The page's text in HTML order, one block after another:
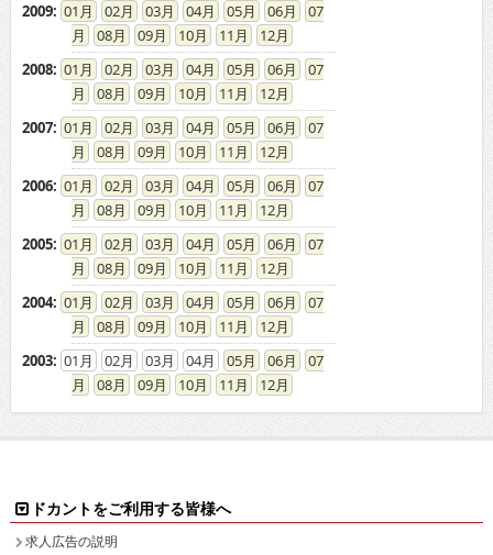
2009: 01 02 03 04 05 06
07
08
09 10 11
12
2008: 01 02 03 04 05 06
07
08
09 10 11
12
2007: 01 02 03 04 05 06
07
08
09 10 11
12
2006: 01 02 03 04 05 06
07
08
09 10 11
12
2005: 01 02 03 04 05 06
07
08
09 10 11
12
2004: 01 02 03 04 05 06
07
08
09 10 11
12
2003: 01 02 03 04 05 06
07
08
09 10 11 12
ドカントをご利用する皆様へ
求人広告の説明